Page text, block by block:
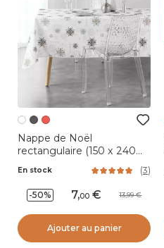
Nappe de Noël
rectangulaire (150 x 240
En stock (3)
-50% 7,00 13,99
Ajouter au panier